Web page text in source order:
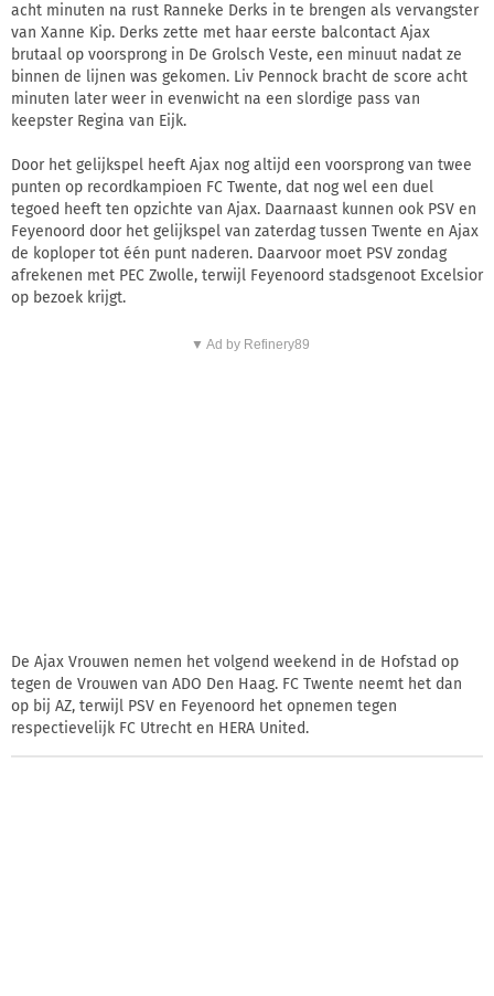
acht minuten na rust Ranneke Derks in te brengen als vervangster
van Xanne Kip. Derks zette met haar eerste balcontact Ajax
brutaal op voorsprong in De Grolsch Veste, een minuut nadat ze
binnen de lijnen was gekomen. Liv Pennock bracht de score acht
minuten later weer in evenwicht na een slordige pass van
keepster Regina van Eijk.
Door het gelijkspel heeft Ajax nog altijd een voorsprong van twee
punten op recordkampioen FC Twente, dat nog wel een duel
tegoed heeft ten opzichte van Ajax. Daarnaast kunnen ook PSV en
Feyenoord door het gelijkspel van zaterdag tussen Twente en Ajax
de koploper tot één punt naderen. Daarvoor moet PSV zondag
afrekenen met PEC Zwolle, terwijl Feyenoord stadsgenoot Excelsior
op bezoek krijgt.
▼ Ad by Refinery89
De Ajax Vrouwen nemen het volgend weekend in de Hofstad op
tegen de Vrouwen van ADO Den Haag. FC Twente neemt het dan
op bij AZ, terwijl PSV en Feyenoord het opnemen tegen
respectievelijk FC Utrecht en HERA United.